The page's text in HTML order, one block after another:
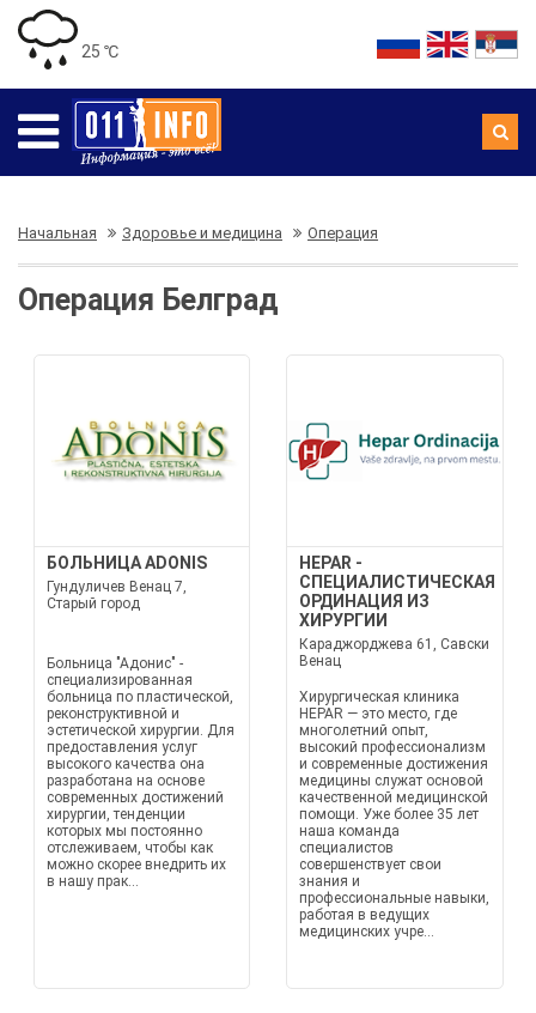
25 ℃
Начальная Здоровье и медицина Операция
Операция Белград
БОЛЬНИЦА ADONIS
Гундуличев Венац 7,
Старый город
Больница "Адонис" -
специализированная
больница по пластической,
реконструктивной и
эстетической хирургии. Для
предоставления услуг
высокого качества она
разработана на основе
современных достижений
хирургии, тенденции
которых мы постоянно
отслеживаем, чтобы как
можно скорее внедрить их
в нашу прак...
HEPAR -
СПЕЦИАЛИСТИЧЕСКАЯ
ОРДИНАЦИЯ ИЗ
ХИРУРГИИ
Караджорджева 61, Савски
Венац
Хирургическая клиника
HEPAR — это место, где
многолетний опыт,
высокий профессионализм
и современные достижения
медицины служат основой
качественной медицинской
помощи. Уже более 35 лет
наша команда
специалистов
совершенствует свои
знания и
профессиональные навыки,
работая в ведущих
медицинских учре...